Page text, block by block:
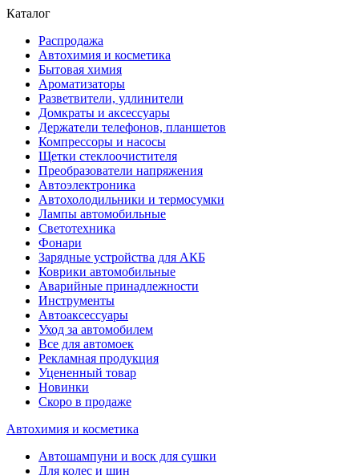
Каталог
Распродажа
Автохимия и косметика
Бытовая химия
Ароматизаторы
Разветвители, удлинители
Домкраты и аксессуары
Держатели телефонов, планшетов
Компрессоры и насосы
Щетки стеклоочистителя
Преобразователи напряжения
Автоэлектроника
Автохолодильники и термосумки
Лампы автомобильные
Светотехника
Фонари
Зарядные устройства для АКБ
Коврики автомобильные
Аварийные принадлежности
Инструменты
Автоаксессуары
Уход за автомобилем
Все для автомоек
Рекламная продукция
Уцененный товар
Новинки
Скоро в продаже
Автохимия и косметика
Автошампуни и воск для сушки
Для колес и шин